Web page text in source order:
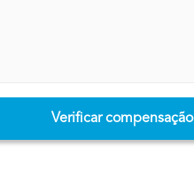
Verificar compensação